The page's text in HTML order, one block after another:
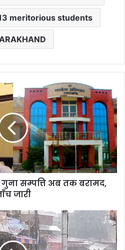
meritorious students
गुना सम्पत्ति अब तक बरामद,
जारी